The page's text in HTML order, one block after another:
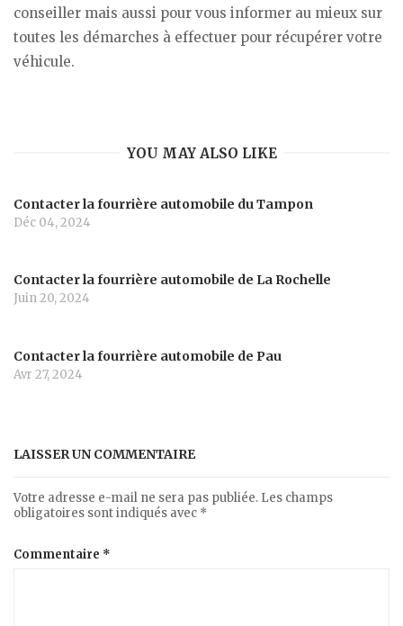
conseiller mais aussi pour vous informer au mieux sur
toutes les démarches à effectuer pour récupérer votre
véhicule.
YOU MAY ALSO LIKE
Contacter la fourrière automobile du Tampon
Déc 04, 2024
Contacter la fourrière automobile de La Rochelle
Juin 20, 2024
Contacter la fourrière automobile de Pau
Avr 27, 2024
LAISSER UN COMMENTAIRE
Votre adresse e-mail ne sera pas publiée. Les champs
obligatoires sont indiqués avec *
Commentaire *